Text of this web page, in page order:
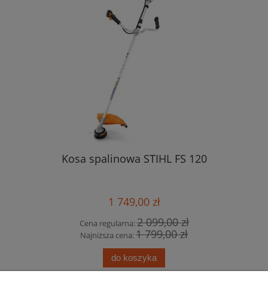
Kosa spalinowa STIHL FS 120
1 749,00 zł
Cena regularna:2 099,00 zł
Najniższa cena:1 799,00 zł
do koszyka